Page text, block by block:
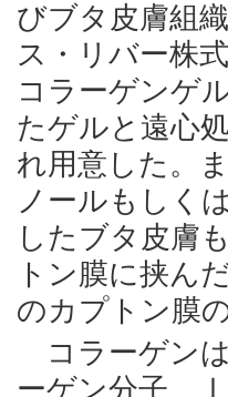
びブタ皮膚組
ス・リバー株
コラーゲンゲ
たゲルと遠心
れ用意した。
ノールもしく
したブタ皮膚
トン膜に挟ん
のカプトン膜
コラーゲン
ーゲン分子、